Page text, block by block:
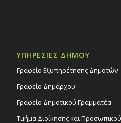
ΥΠΗΡΕΣΙΕΣ ΔΗΜΟΥ
Γραφείο Εξυπηρέτησης Δημοτών
Γραφείο Δημάρχου
Γραφείο Δημοτικού Γραμματέα
Τμήμα Διοίκησης και Προσωπικού